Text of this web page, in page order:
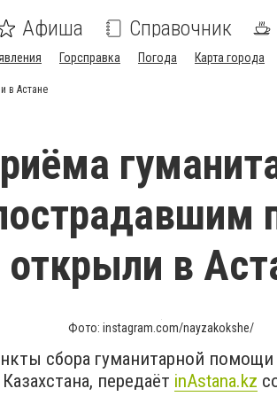
Афиша Справочник
Горсправка Погода Карта города
в Астане
в
Фото: instagram.com/nayzakokshe/
сбора гуманитарной
передаёт inАstana.kz